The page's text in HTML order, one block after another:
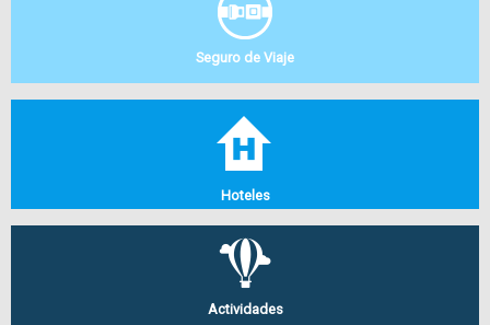
Seguro de Viaje
Hoteles
Actividades